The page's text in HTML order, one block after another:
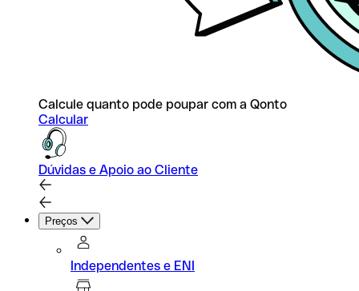
Calcule quanto pode poupar com a Qonto
Calcular
Dúvidas e Apoio ao Cliente
Preços
Independentes e ENI